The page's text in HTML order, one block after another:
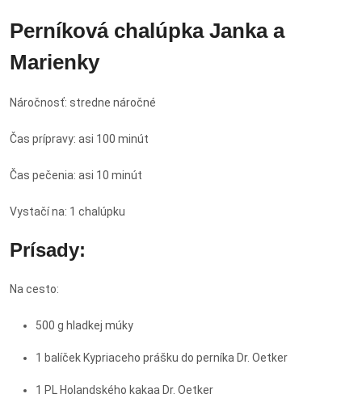
Perníková chalúpka Janka a
Marienky
Náročnosť: stredne náročné
Čas prípravy: asi 100 minút
Čas pečenia: asi 10 minút
Vystačí na: 1 chalúpku
Prísady:
Na cesto:
500 g hladkej múky
1 balíček Kypriaceho prášku do perníka Dr. Oetker
1 PL Holandského kakaa Dr. Oetker